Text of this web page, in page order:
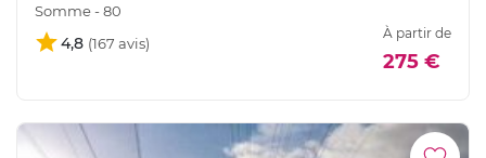
Somme - 80
4,8
À partir de
275 €